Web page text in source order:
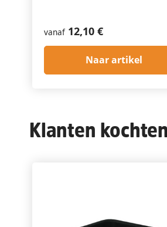
vanaf 12,10 €
Naar artikel
Klanten